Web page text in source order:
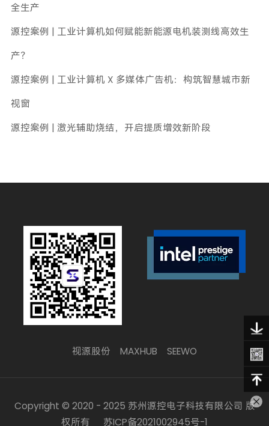
全生产
源控案例 | 工业计算机如何赋能新能源电机装测线高效生
产？
源控案例 | 工业计算机 X 多媒体广告机：构筑智慧城市新
视窗
源控案例 | 激光辅助烧结，开启提质增效新阶段
视源股份 MAXHUB SEEWO
Copyright © 2020 - 2025 苏州源控电子科技有限公司 版
权所有
苏ICP备2021002945号-1